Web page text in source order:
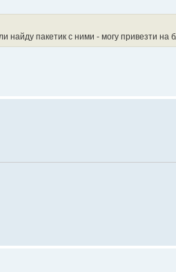
пакетик с ними - могу привезти на